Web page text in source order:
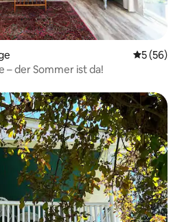
5 (56)
– der Sommer ist da!